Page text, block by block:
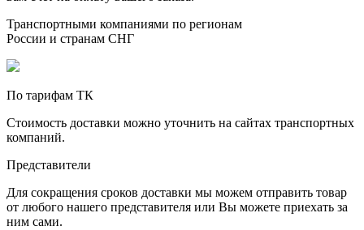
Транспортными компаниями по регионам
России и странам СНГ
По тарифам ТК
Стоимость доставки можно уточнить на сайтах транспортных
компаний.
Представители
Для сокращения сроков доставки мы можем отправить товар
от любого нашего представителя или Вы можете приехать за
ним сами.